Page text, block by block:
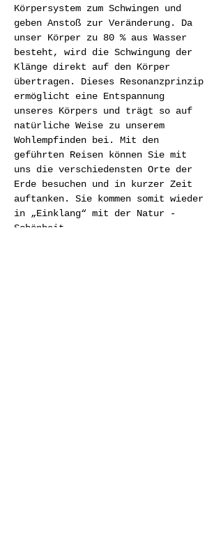
Körpersystem zum Schwingen und
geben Anstoß zur Veränderung. Da
unser Körper zu 80 % aus Wasser
besteht, wird die Schwingung der
Klänge direkt auf den Körper
übertragen. Dieses Resonanzprinzip
ermöglicht eine Entspannung
unseres Körpers und trägt so auf
natürliche Weise zu unserem
Wohlempfinden bei. Mit den
geführten Reisen können Sie mit
uns die verschiedensten Orte der
Erde besuchen und in kurzer Zeit
auftanken. Sie kommen somit wieder
in „Einklang“ mit der Natur -
Schönheit.